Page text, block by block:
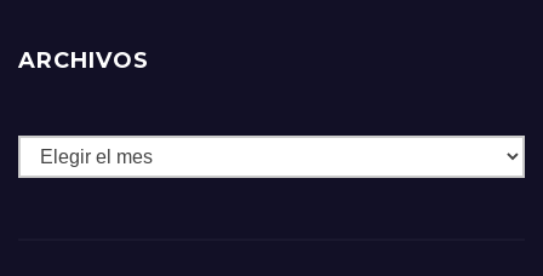
ARCHIVOS
Archivos